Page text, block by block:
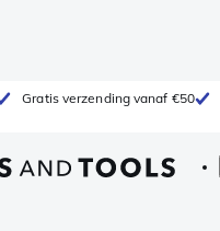
Gratis verzending vanaf €50